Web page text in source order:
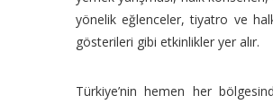
yönelik eğlenceler, tiyatro ve
gösterileri gibi etkinlikler yer alır.
Türkiye’nin hemen her